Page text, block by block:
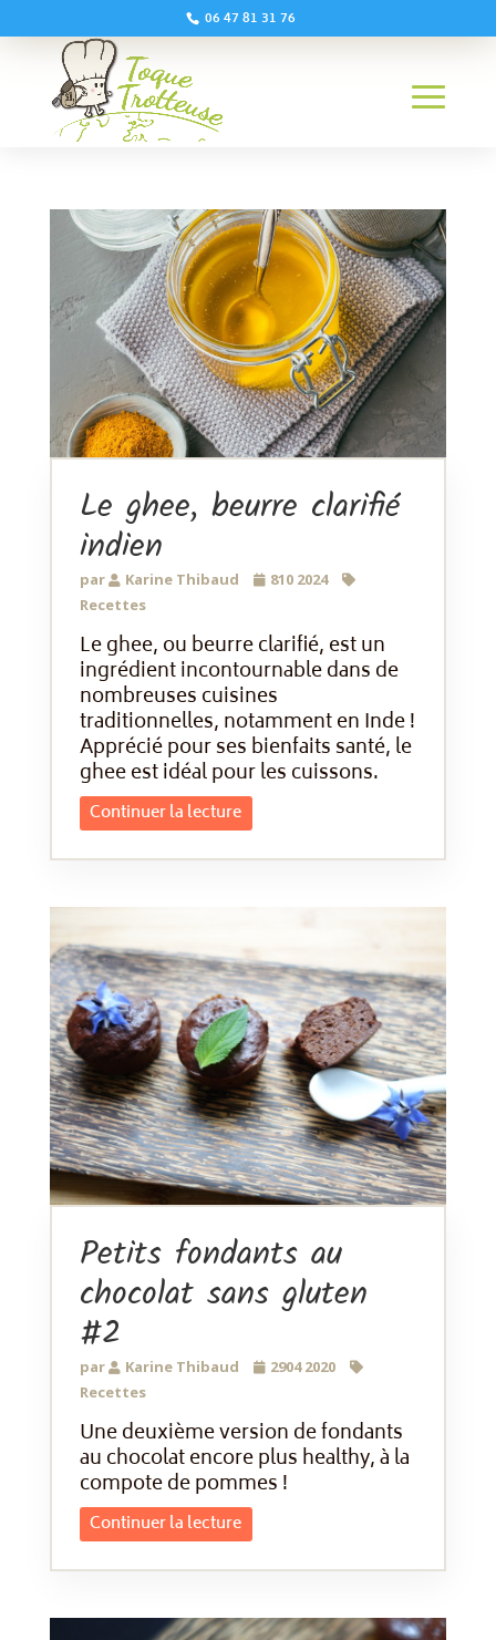
06 47 81 31 76
Le ghee, beurre clarifié
indien
par Karine Thibaud
810 2024
Recettes
Le ghee, ou beurre clarifié, est un
ingrédient incontournable dans de
nombreuses cuisines
traditionnelles, notamment en Inde !
Apprécié pour ses bienfaits santé, le
ghee est idéal pour les cuissons.
Continuer la lecture
Petits fondants au
chocolat sans gluten
#2
par Karine Thibaud
2904 2020
Recettes
Une deuxième version de fondants
au chocolat encore plus healthy, à la
compote de pommes !
Continuer la lecture